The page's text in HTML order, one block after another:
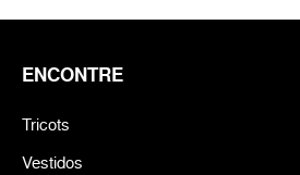
ENCONTRE
Tricots
Vestidos